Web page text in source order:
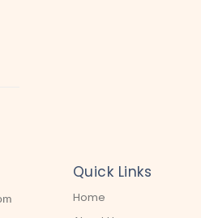
Quick Links
Home